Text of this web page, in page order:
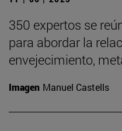
350 expertos se
para abordar la
envejecimiento,
Imagen Manuel Castells